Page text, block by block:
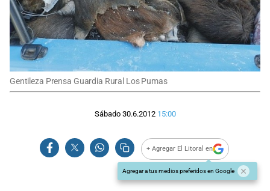
Gentileza Prensa Guardia Rural Los Pumas
Sábado 30.6.2012 15:00
+ Agregar El Litoral en
Agregar a tus medios preferidos en Google